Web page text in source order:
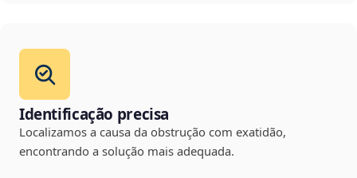
Identificação precisa
Localizamos a causa da obstrução com exatidão,
encontrando a solução mais adequada.